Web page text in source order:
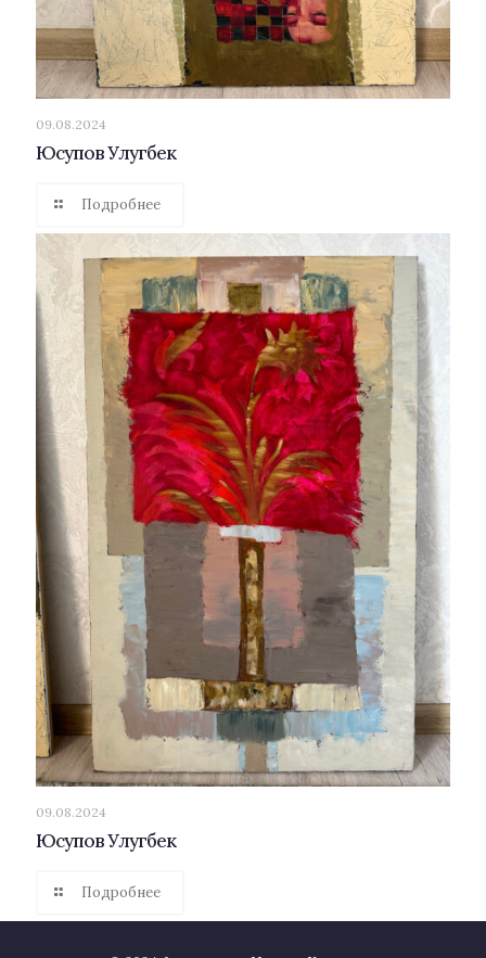
09.08.2024
Юсупов Улугбек
Подробнее
09.08.2024
Юсупов Улугбек
Подробнее